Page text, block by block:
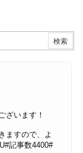
ざいます！
ますので、よ
#記事数4400#